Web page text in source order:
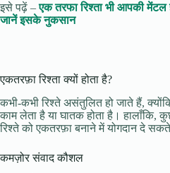
इसे पढ़ें –एक तरफा रिश्ता भी आपकी मेंटल
जानें इसके नुकसान
एकतरफ़ा रिश्ता क्यों होता है?
कभी-कभी रिश्ते असंतुलित हो जाते हैं,
काम लेता है या घातक होता है। हालाँकि,
रिश्ते को एकतरफ़ा बनाने में योगदान दे
कमज़ोर संवाद कौशल